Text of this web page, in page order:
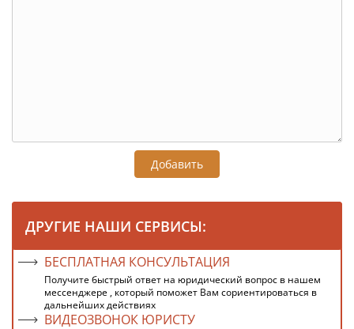
Добавить
ДРУГИЕ НАШИ СЕРВИСЫ:
БЕСПЛАТНАЯ КОНСУЛЬТАЦИЯ
Получите быстрый ответ на юридический вопрос в нашем
мессенджере , который поможет Вам сориентироваться в
дальнейших действиях
ВИДЕОЗВОНОК ЮРИСТУ